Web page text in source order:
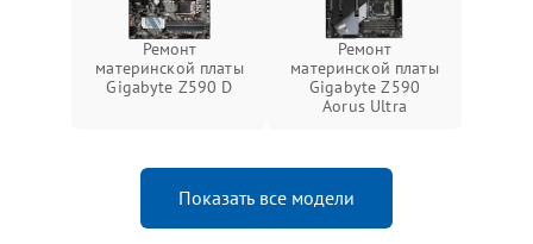
Ремонт
материнской платы
Gigabyte Z590 D
Ремонт
материнской платы
Gigabyte Z590
Aorus Ultra
Показать все модели